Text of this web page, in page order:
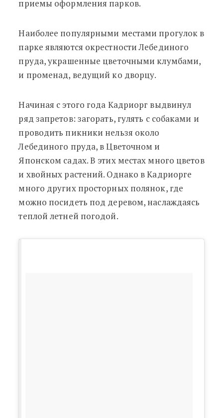
приемы оформления парков.
Наиболее популярными местами прогулок в
парке являются окрестности Лебединого
пруда, украшенные цветочными клумбами,
и променад, ведущий ко дворцу.
Начиная с этого года Кадриорг выдвинул
ряд запретов: загорать, гулять с собаками и
проводить пикники нельзя около
Лебединого пруда, в Цветочном и
Японском садах. В этих местах много цветов
и хвойных растений. Однако в Кадриорге
много других просторных полянок, где
можно посидеть под деревом, наслаждаясь
теплой летней погодой.